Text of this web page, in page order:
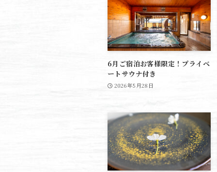
6月ご宿泊お客様限定！プライベ
ートサウナ付き
2026年5月28日